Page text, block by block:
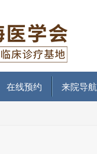
在线预约 来院导航